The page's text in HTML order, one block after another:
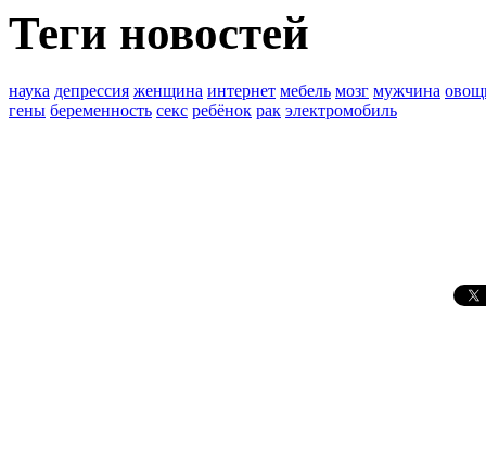
Теги новостей
наука депрессия женщина интернет мебель мозг мужчина
гены беременность секс ребёнок рак электромобиль